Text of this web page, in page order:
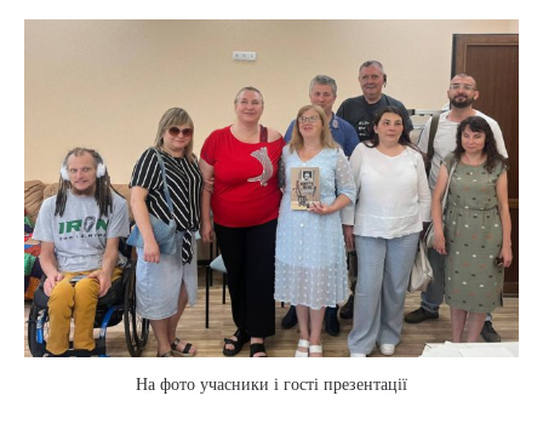
На фото учасники і гості презентації